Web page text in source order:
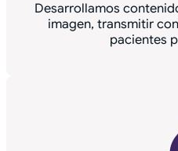
Desarrollamos
imagen, transmitir
pacientes